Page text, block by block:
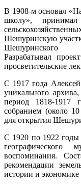
В 1908-м основал
школу»,
Шешуринскую
Шешуринского
Разрабатывал
просветительские
С 1917 года
уникального
период 1818-
собранием (около
для открытия
С 1920 по 1922 годы
воспоминания.
рекомендации
истории и экономике